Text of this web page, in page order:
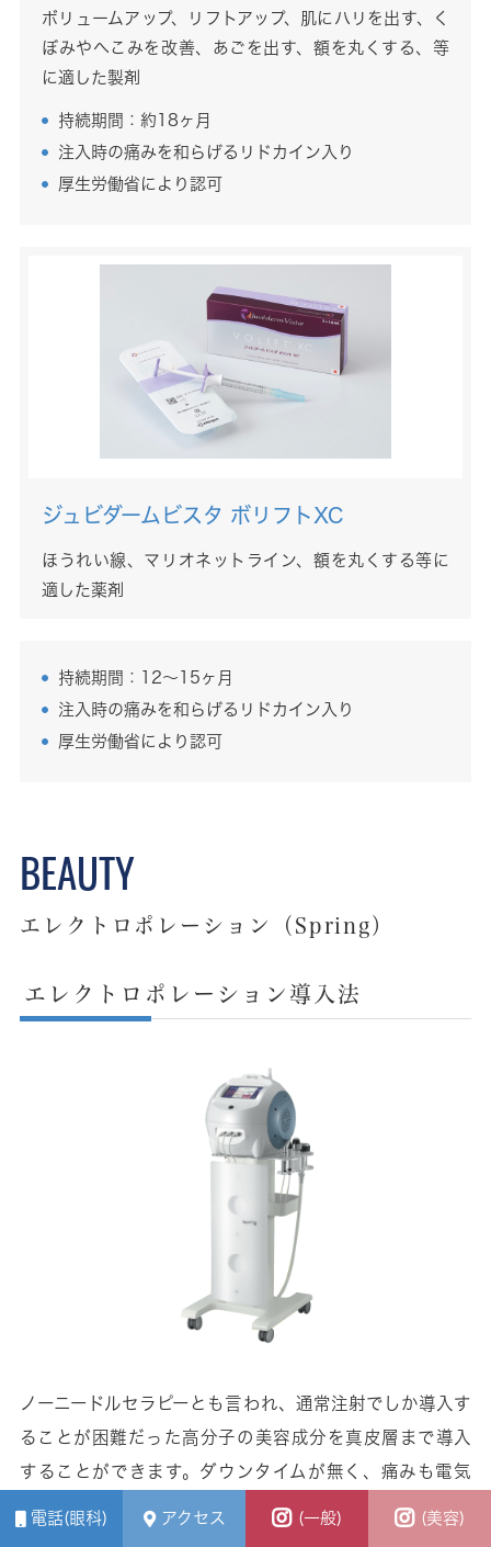
電話(眼科) アクセス (一般) (美容)
ボリュームアップ、リフトアップ、肌にハリを出す、く
ぼみやへこみを改善、あごを出す、額を丸くする、等
に適した製剤
持続期間：約18ヶ月
注入時の痛みを和らげるリドカイン入り
厚生労働省により認可
ジュビダームビスタ ボリフトXC
ほうれい線、マリオネットライン、額を丸くする等に
適した薬剤
持続期間：12～15ヶ月
注入時の痛みを和らげるリドカイン入り
厚生労働省により認可
エレクトロポレーション（Spring）
エレクトロポレーション導入法
ノーニードルセラピーとも言われ、通常注射でしか導入す
ることが困難だった高分子の美容成分を真皮層まで導入
することができます。ダウンタイムが無く、痛みも電気
刺激を感じる程度ですので、痛みに弱い方や、他の施術